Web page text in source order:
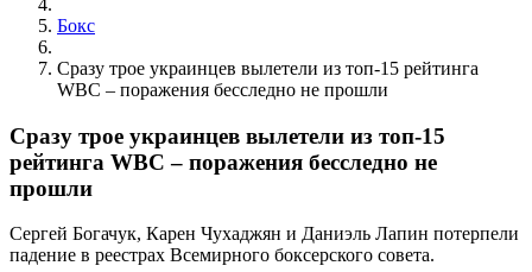
Бокс
Сразу трое украинцев вылетели из топ-15 рейтинга
WBC – поражения бесследно не прошли
Сразу трое украинцев вылетели из топ-15
рейтинга WBC – поражения бесследно не
прошли
Сергей Богачук, Карен Чухаджян и Даниэль Лапин потерпели
падение в реестрах Всемирного боксерского совета.